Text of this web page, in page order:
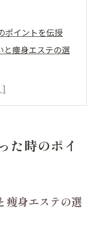
ポイントを伝授
と痩身エステの選
視すべき効果と
を知って失敗回避
痩せ成功のコツ
痩身エステの強み
た時のポイ
痩身エステの選